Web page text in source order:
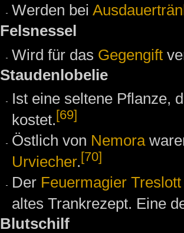
Werden bei
Felsnessel
Wird für das Gegengift
Staudenlobelie
Ist eine seltene Pflanze,
kostet.[69]
Östlich von Nemora
Urviecher.[70]
Der Feuermagier Treslott
altes Trankrezept. Eine
Blutschilf